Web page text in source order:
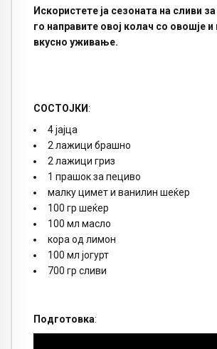
Искористете ја сезоната на сливи
го направите овој колач со овошје
вкусно уживање.
СОСТОЈКИ:
4 јајца
2 лажици брашно
2 лажици гриз
1 прашок за пециво
малку цимет и ванилин шеќер
100 гр шеќер
100 мл масло
кора од лимон
100 мл јогурт
700 гр сливи
Подготовка: